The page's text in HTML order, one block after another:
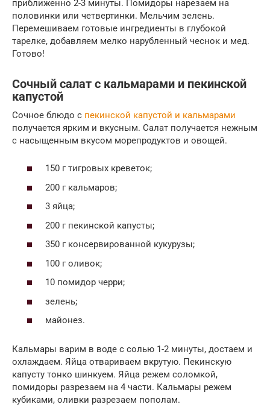
приближенно 2-3 минуты. Помидоры нарезаем на
половинки или четвертинки. Мельчим зелень.
Перемешиваем готовые ингредиенты в глубокой
тарелке, добавляем мелко нарубленный чеснок и мед.
Готово!
Сочный салат с кальмарами и пекинской
капустой
Сочное блюдо с пекинской капустой и кальмарами
получается ярким и вкусным. Салат получается нежным
с насыщенным вкусом морепродуктов и овощей.
150 г тигровых креветок;
200 г кальмаров;
3 яйца;
200 г пекинской капусты;
350 г консервированной кукурузы;
100 г оливок;
10 помидор черри;
зелень;
майонез.
Кальмары варим в воде с солью 1-2 минуты, достаем и
охлаждаем. Яйца отвариваем вкрутую. Пекинскую
капусту тонко шинкуем. Яйца режем соломкой,
помидоры разрезаем на 4 части. Кальмары режем
кубиками, оливки разрезаем пополам.